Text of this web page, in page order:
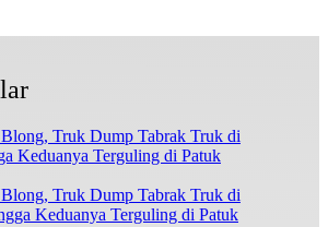
Truk Dump Tabrak Truk di
Keduanya Terguling di Patuk